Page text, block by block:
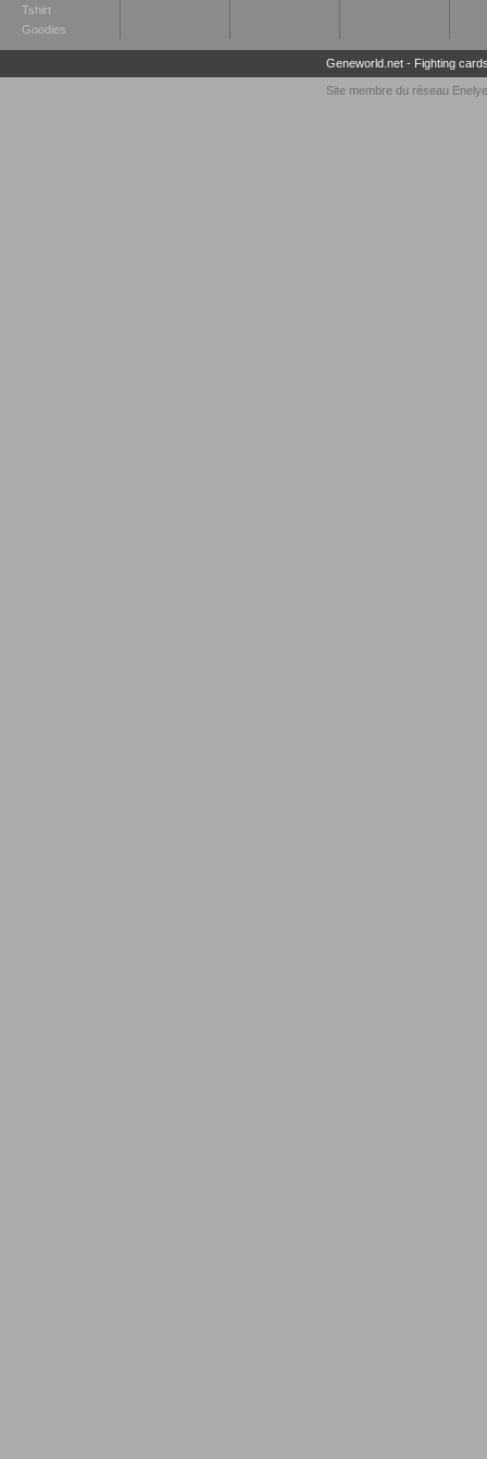
Tshirt
Goodies
Geneworld.net- Fighting
Site membre du réseau Enelye